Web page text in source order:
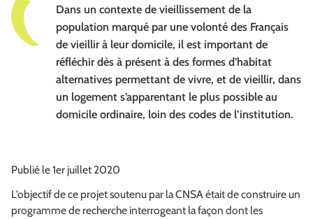
Dans un contexte de vieillissement de la
population marqué par une volonté des Français
de vieillir à leur domicile, il est important de
réfléchir dès à présent à des formes d’habitat
alternatives permettant de vivre, et de vieillir, dans
un logement s’apparentant le plus possible au
domicile ordinaire, loin des codes de l’institution.
Publié le 1er juillet 2020
L’objectif de ce projet soutenu par la CNSA était de construire un
programme de recherche interrogeant la façon dont les